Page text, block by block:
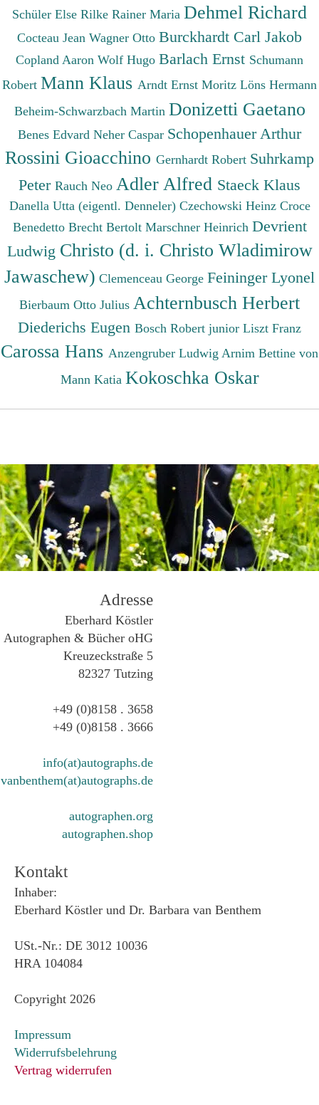
Schüler Else Rilke Rainer Maria Dehmel Richard
Cocteau Jean Wagner Otto Burckhardt Carl Jakob
Copland Aaron Wolf Hugo Barlach Ernst Schumann
Robert Mann Klaus Arndt Ernst Moritz Löns Hermann
Beheim-Schwarzbach Martin Donizetti Gaetano
Benes Edvard Neher Caspar Schopenhauer Arthur
Rossini Gioacchino Gernhardt Robert Suhrkamp
Peter Rauch Neo Adler Alfred Staeck Klaus
Danella Utta (eigentl. Denneler) Czechowski Heinz Croce
Benedetto Brecht Bertolt Marschner Heinrich Devrient
Ludwig Christo (d. i. Christo Wladimirow
Jawaschew) Clemenceau George Feininger Lyonel
Bierbaum Otto Julius Achternbusch Herbert
Diederichs Eugen Bosch Robert junior Liszt Franz
Carossa Hans Anzengruber Ludwig Arnim Bettine von
Mann Katia Kokoschka Oskar
Adresse
Eberhard Köstler
Autographen & Bücher oHG
Kreuzeckstraße 5
82327 Tutzing
+49 (0)8158 . 3658
+49 (0)8158 . 3666
info(at)autographs.de
vanbenthem(at)autographs.de
autographen.org
autographen.shop
Kontakt
Inhaber:
Eberhard Köstler und Dr. Barbara van Benthem
USt.-Nr.: DE 3012 10036
HRA 104084
Copyright 2026
Impressum
Widerrufsbelehrung
Vertrag widerrufen